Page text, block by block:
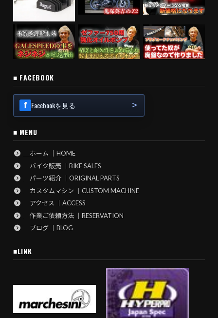
■ FACEBOOK
Facebookを見る
■ MENU
ホーム ｜HOME
バイク販売 ｜BIKE SALES
パーツ紹介 ｜ORIGINAL PARTS
カスタムマシン ｜CUSTOM MACHINE
アクセス ｜ACCESS
作業ご依頼方法 ｜RESERVATION
ブログ ｜BLOG
■LINK